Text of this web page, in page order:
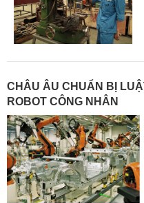
CHÂU ÂU CHUẨN BỊ
ROBOT CÔNG NHÂN